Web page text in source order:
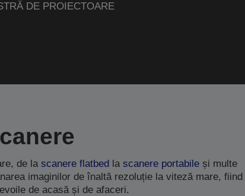
DE PROIECTOARE
de la scanere flatbedla scanere portabileși multe
imaginilor de înaltă rezoluție la viteză mare, fiind
de acasă și de afaceri.